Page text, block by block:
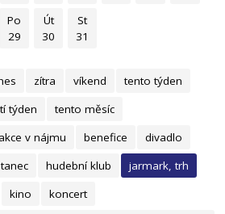
Po
29
Út
30
St
31
zítra víkend
tento týden
týden
tento měsíc
akce v nájmu benefice
divadlo
hudební klub
jarmark, trh
kino
koncert